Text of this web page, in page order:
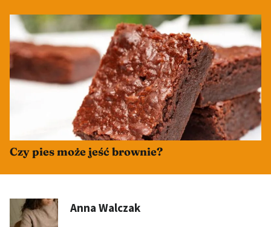
Czy pies może jeść brownie?
Anna Walczak